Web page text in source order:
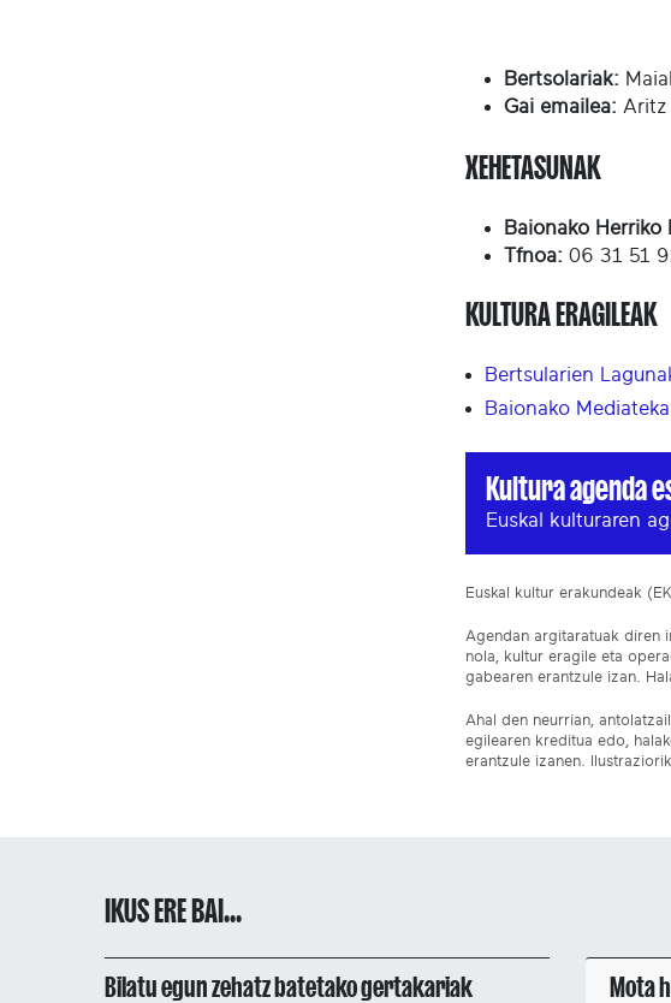
Bertsolariak:
Gai emailea: Aritz
XEHETASUNAK
Baionako Herriko
Tfnoa: 06 31 51
KULTURA ERAGILEAK
Bertsularien
Baionako Mediateka
Kultura agenda
Euskal kulturaren
Euskal kultur erakundeak
Agendan argitaratuak diren
nola, kultur eragile eta
gabearen erantzule izan.
Ahal den neurrian,
egilearen kreditua edo,
erantzule izanen.
IKUS ERE BAI...
Bilatu egun zehatz batetako gertakariak Mota